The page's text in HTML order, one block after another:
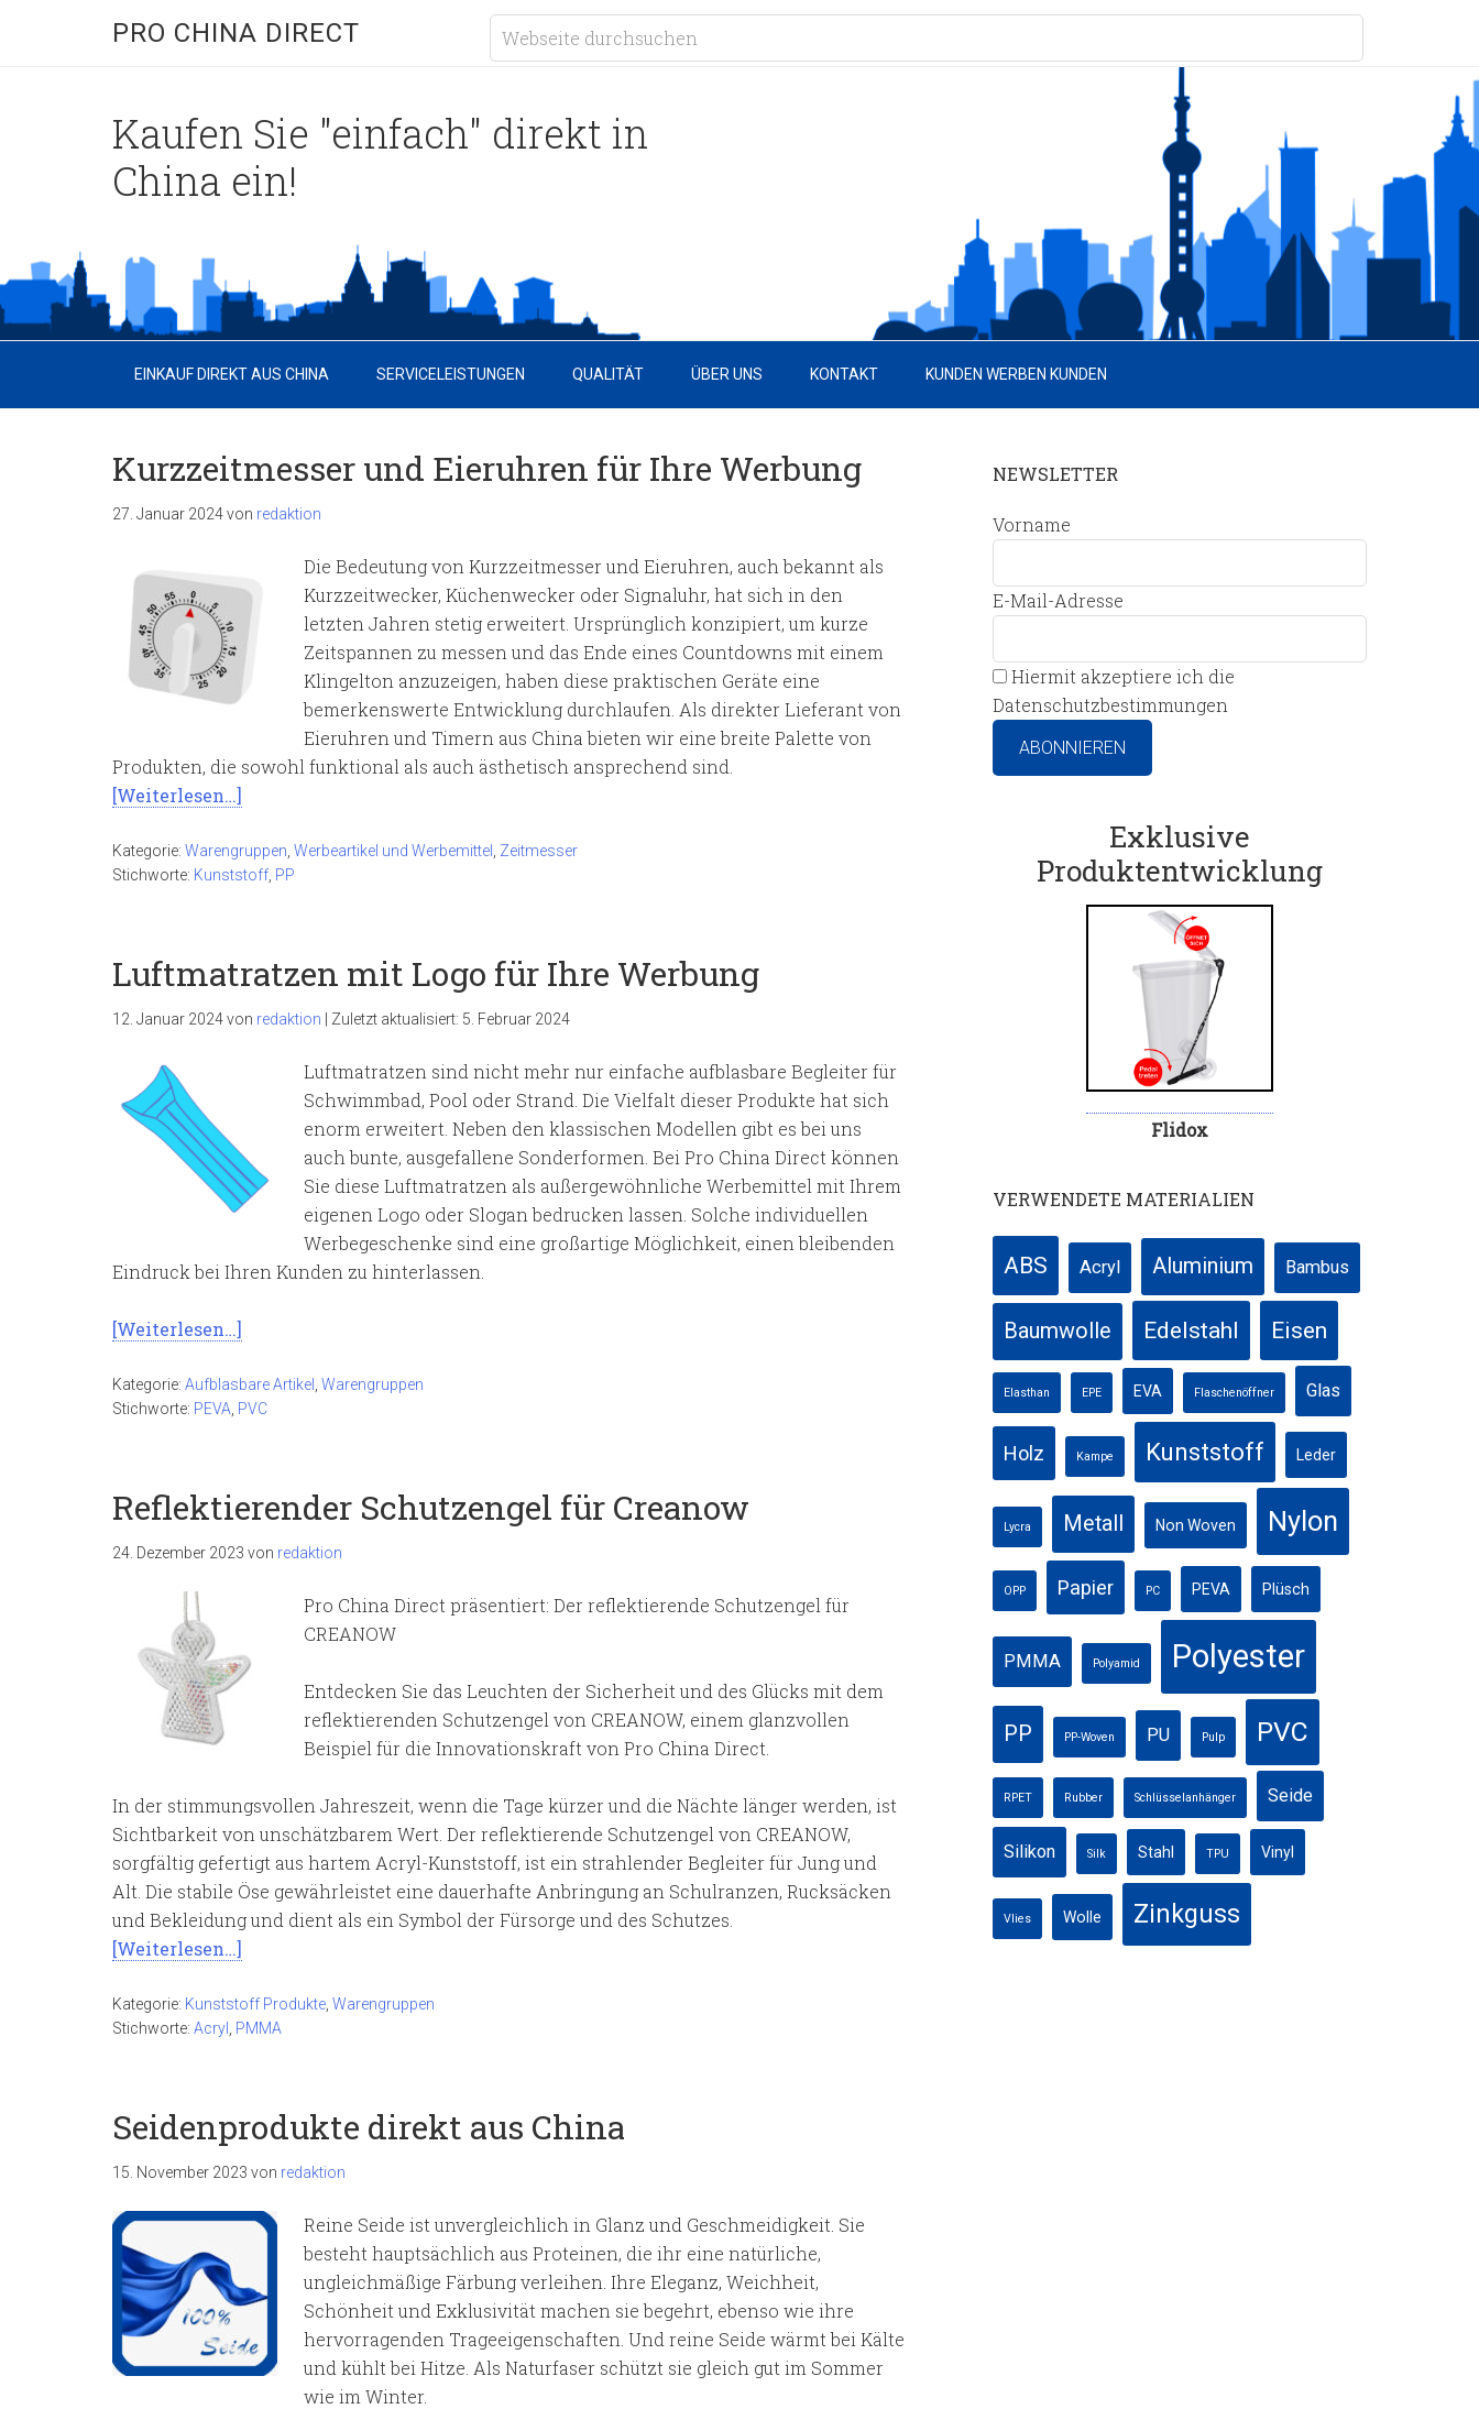
PRO CHINA DIRECT
Kaufen Sie "einfach" direkt in
China ein!
EINKAUF DIREKT AUS CHINA SERVICELEISTUNGEN QUALITÄT ÜBER UNS KONTAKT KUNDEN WERBEN KUNDEN
Kurzzeitmesser und Eieruhren für Ihre Werbung
27. Januar 2024von redaktion
Die Bedeutung von Kurzzeitmesser und Eieruhren, auch bekannt als
Kurzzeitwecker, Küchenwecker oder Signaluhr, hat sich in den
letzten Jahren stetig erweitert. Ursprünglich konzipiert, um kurze
Zeitspannen zu messen und das Ende eines Countdowns mit einem
Klingelton anzuzeigen, haben diese praktischen Geräte eine
bemerkenswerte Entwicklung durchlaufen. Als direkter Lieferant von
Eieruhren und Timern aus China bieten wir eine breite Palette von
Produkten, die sowohl funktional als auch ästhetisch ansprechend sind.
[Weiterlesen…]
Kategorie: Warengruppen Werbeartikel und Werbemittel
Zeitmesser
Stichworte: Kunststoff PP
Luftmatratzen mit Logo für Ihre Werbung
12. Januar 2024von redaktion Zuletzt aktualisiert: 5. Februar 2024
Luftmatratzen sind nicht mehr nur einfache aufblasbare Begleiter für
Schwimmbad, Pool oder Strand. Die Vielfalt dieser Produkte hat sich
enorm erweitert. Neben den klassischen Modellen gibt es bei uns
auch bunte, ausgefallene Sonderformen. Bei Pro China Direct können
Sie diese Luftmatratzen als außergewöhnliche Werbemittel mit Ihrem
eigenen Logo oder Slogan bedrucken lassen. Solche individuellen
Werbegeschenke sind eine großartige Möglichkeit, einen bleibenden
Eindruck bei Ihren Kunden zu hinterlassen.
[Weiterlesen…]
Kategorie: Aufblasbare Artikel Warengruppen
Stichworte: PEVA PVC
Reflektierender Schutzengel für Creanow
24. Dezember 2023 von redaktion
Pro China Direct präsentiert: Der reflektierende Schutzengel für
CREANOW
Entdecken Sie das Leuchten der Sicherheit und des Glücks mit dem
reflektierenden Schutzengel von CREANOW, einem glanzvollen
Beispiel für die Innovationskraft von Pro China Direct.
In der stimmungsvollen Jahreszeit, wenn die Tage kürzer und die Nächte länger werden, ist
Sichtbarkeit von unschätzbarem Wert. Der reflektierende Schutzengel von CREANOW,
sorgfältig gefertigt aus hartem Acryl-Kunststoff, ist ein strahlender Begleiter für Jung und
Alt. Die stabile Öse gewährleistet eine dauerhafte Anbringung an Schulranzen, Rucksäcken
und Bekleidung und dient als ein Symbol der Fürsorge und des Schutzes.
[Weiterlesen…]
Kategorie: Kunststoff Produkte Warengruppen
Stichworte: Acryl PMMA
Seidenprodukte direkt aus China
15. November 2023 von redaktion
Reine Seide ist unvergleichlich in Glanz und Geschmeidigkeit. Sie
besteht hauptsächlich aus Proteinen, die ihr eine natürliche,
ungleichmäßige Färbung verleihen. Ihre Eleganz, Weichheit,
Schönheit und Exklusivität machen sie begehrt, ebenso wie ihre
hervorragenden Trageeigenschaften. Und reine Seide wärmt bei Kälte
und kühlt bei Hitze. Als Naturfaser schützt sie gleich gut im Sommer
wie im Winter.
NEWSLETTER
Vorname
E-Mail-Adresse
Hiermit akzeptiere ich die
Datenschutzbestimmungen
Exklusive
Produktentwicklung
Flidox
VERWENDETE MATERIALIEN
ABS Acryl Aluminium Bambus
Baumwolle Edelstahl Eisen
Elasthan EPE EVA Flaschenöffner Glas
Holz Kampe Kunststoff Leder
Lycra Metall Non Woven Nylon
OPP Papier PC PEVA Plüsch
PMMA Polyamid Polyester
PP PP-Woven PU Pulp PVC
RPET Rubber Schlüsselanhänger Seide
Silikon Silk Stahl TPU Vinyl
Vlies Wolle Zinkguss